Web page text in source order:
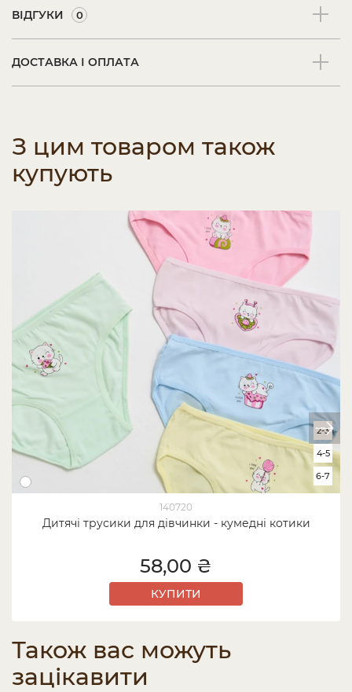
ВІДГУКИ 0
ДОСТАВКА І ОПЛАТА
З цим товаром також
купують
140720
Дитячі трусики для дівчинки - кумедні котики
2-3
4-5
6-7
58,00 ₴
КУПИТИ
Також вас можуть
зацікавити